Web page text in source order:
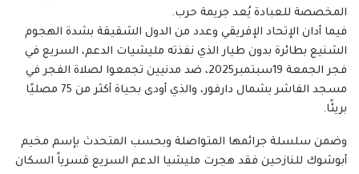
المخصصة للعبادة يُعد جريمة حرب.
فيما أدان الإتحاد الإفريقي وعدد من الدول الشقيقة بشدة الهجوم
الشنيع بطائرة بدون طيار الذي نفذته مليشيات الدعم، السريع في
فجر الجمعة 19سبتمبر2025، ضد مدنيين تجمعوا لصلاة الفجر في
مسجد الفاشر بشمال دارفور، والذي أودى بحياة أكثر من 75 مصليًا
بريئًا.
وضمن سلسلة جرائمها المتواصلة وبحسب المتحدث بإسم مخيم
أبوشوك للنازحين فقد هجرت مليشيا الدعم السريع قسرياً السكان